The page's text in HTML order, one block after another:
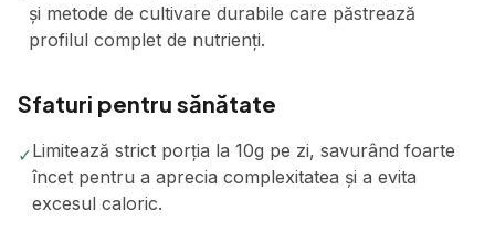
și metode de cultivare durabile care păstrează
profilul complet de nutrienți.
Sfaturi pentru sănătate
✓Limitează strict porția la 10g pe zi, savurând foarte
încet pentru a aprecia complexitatea și a evita
excesul caloric.